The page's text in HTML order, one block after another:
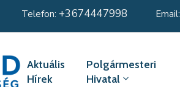
Telefon: +3674447998 Email:
Aktuális
Hírek
Polgármesteri
Hivatal